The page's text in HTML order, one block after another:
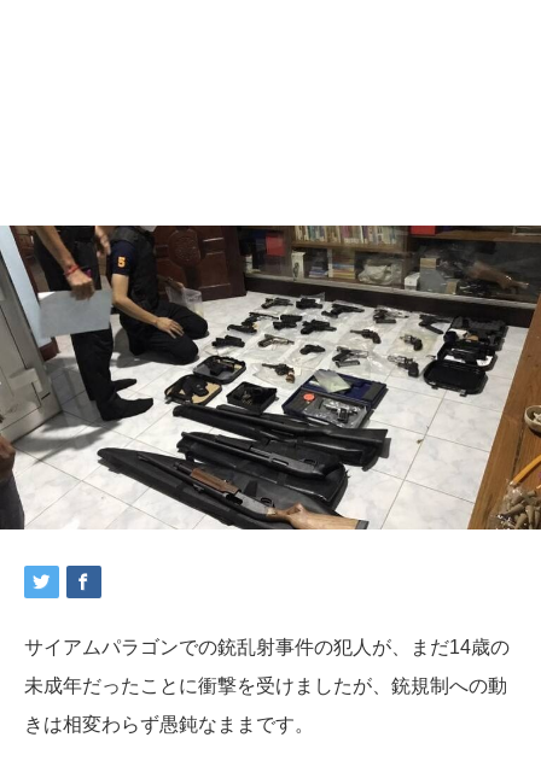
サイアムパラゴンでの銃乱射事件の犯人が、まだ14歳の
未成年だったことに衝撃を受けましたが、銃規制への動
きは相変わらず愚鈍なままです。